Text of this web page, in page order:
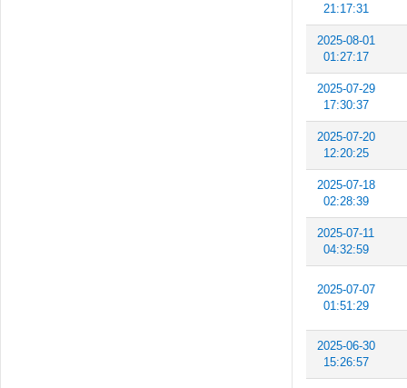
21:17:31
2025-08-01
01:27:17
2025-07-29
17:30:37
2025-07-20
12:20:25
2025-07-18
02:28:39
2025-07-11
04:32:59
2025-07-07
01:51:29
2025-06-30
15:26:57